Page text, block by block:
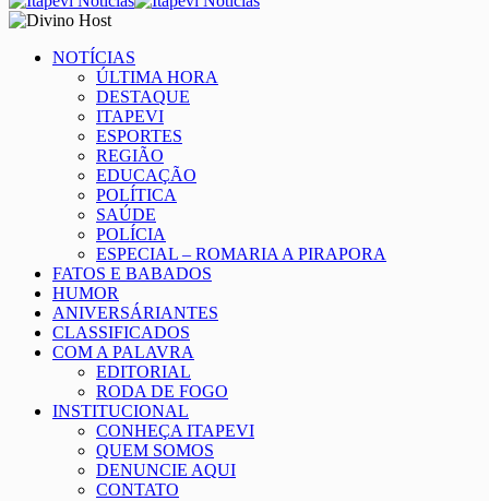
NOTÍCIAS
ÚLTIMA HORA
DESTAQUE
ITAPEVI
ESPORTES
REGIÃO
EDUCAÇÃO
POLÍTICA
SAÚDE
POLÍCIA
ESPECIAL – ROMARIA A PIRAPORA
FATOS E BABADOS
HUMOR
ANIVERSÁRIANTES
CLASSIFICADOS
COM A PALAVRA
EDITORIAL
RODA DE FOGO
INSTITUCIONAL
CONHEÇA ITAPEVI
QUEM SOMOS
DENUNCIE AQUI
CONTATO